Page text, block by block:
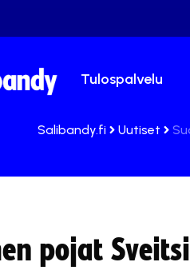
Tulospalvelu
Salibandy.fi Uutiset
pojat